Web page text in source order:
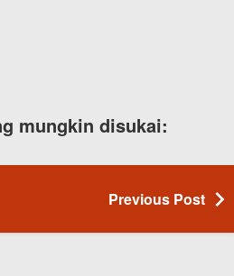
mungkin disukai:
Previous Post